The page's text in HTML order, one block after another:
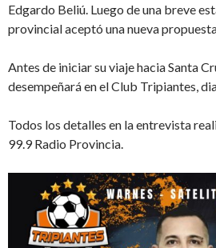
Edgardo Beliú. Luego de una breve
provincial aceptó una nueva
Antes de iniciar su viaje hacia Santa
desempeñará en el Club Tripiantes,
Todos los detalles en la entrevista
99.9 Radio Provincia.